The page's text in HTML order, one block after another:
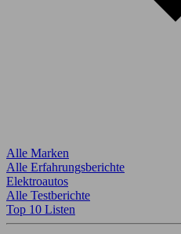
Alle Marken
Alle Erfahrungsberichte
Elektroautos
Alle Testberichte
Top 10 Listen